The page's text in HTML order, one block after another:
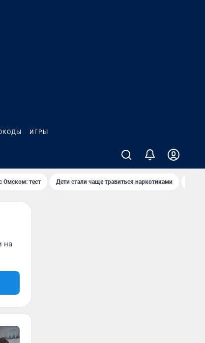
ИГРЫ
Омском: тест Дети стали чаще травиться наркотиками
на